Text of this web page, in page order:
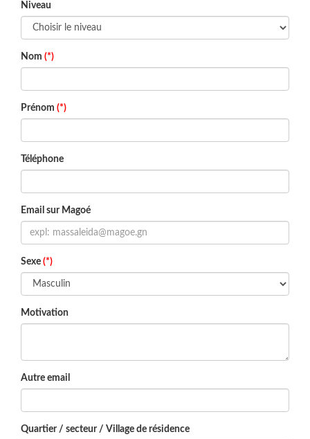
Niveau
Nom (*)
Prénom (*)
Téléphone
Email sur Magoé
Sexe (*)
Motivation
Autre email
Quartier / secteur / Village de résidence